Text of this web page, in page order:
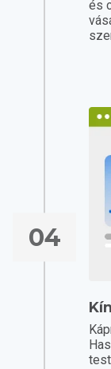
és
04